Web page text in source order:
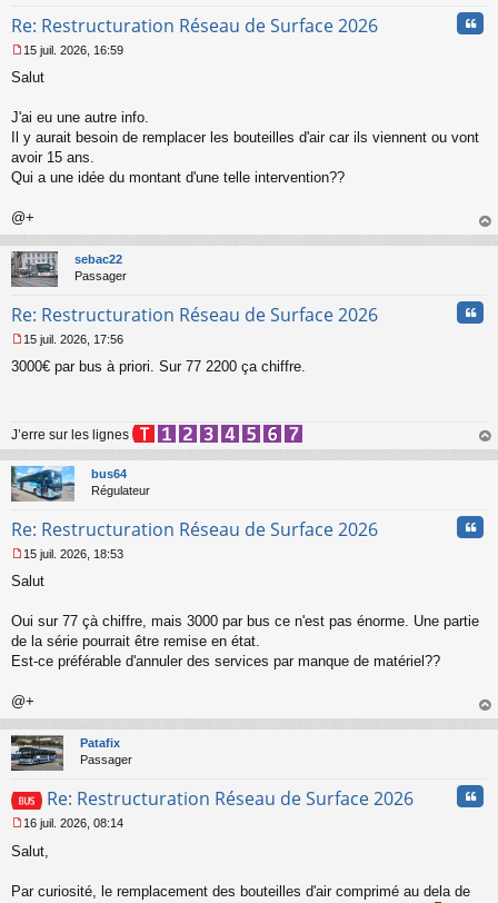
Re: Restructuration Réseau de Surface 2026
e
s
g
e
n
n
u
15 juil. 2026, 16:59
Salut
J'ai eu une autre info.
Il y aurait besoin de remplacer les bouteilles d'air car ils viennent ou vont
avoir 15 ans.
Qui a une idée du montant d'une telle intervention??
@+
au
sebac22
Passager
Re: Restructuration Réseau de Surface 2026
e
g
e
n
o
n
u
15 juil. 2026, 17:56
3000€ par bus à priori. Sur 77 2200 ça chiffre.
J’erre sur les lignes
au
bus64
Régulateur
Re: Restructuration Réseau de Surface 2026
e
s
g
e
o
n
l
u
15 juil. 2026, 18:53
Salut
Oui sur 77 çà chiffre, mais 3000 par bus ce n'est pas énorme. Une partie
de la série pourrait être remise en état.
Est-ce préférable d'annuler des services par manque de matériel??
@+
au
Patafix
Passager
Re: Restructuration Réseau de Surface 2026
e
16 juil. 2026, 08:14
Salut,
Par curiosité, le remplacement des bouteilles d'air comprimé au dela de